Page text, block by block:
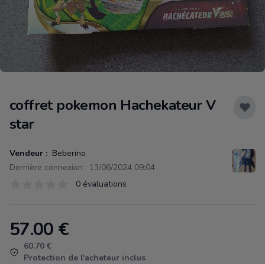
coffret pokemon Hachekateur V
star
Vendeur : Beberino
Dernière connexion : 13/06/2024 09:04
0 évaluations
Product information
57.00 €
60.70 €
Protection de l'acheteur inclus